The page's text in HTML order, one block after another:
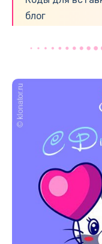
блог